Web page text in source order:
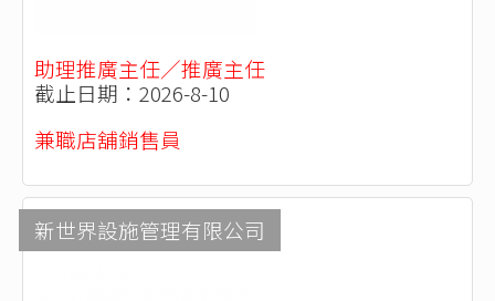
助理推廣主任／推廣主任
截止日期：2026-8-10
兼職店舖銷售員
新世界設施管理有限公司